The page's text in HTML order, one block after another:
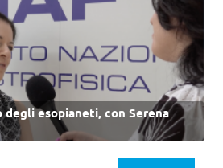
degli esopianeti, con Serena